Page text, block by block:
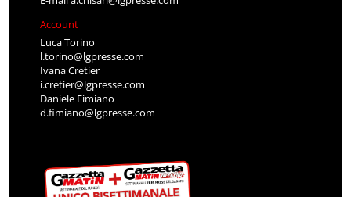
Account
Luca Torino
l.torino@lgpresse.com
Ivana Cretier
i.cretier@lgpresse.com
Daniele Fimiano
d.fimiano@lgpresse.com